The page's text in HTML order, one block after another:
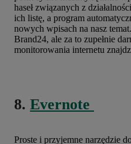
haseł związanych z
ich listę, a program
nowych wpisach na nasz
Brand24, ale za to zupełnie
monitorowania internetu
8. Evernote
Proste i przyjemne narzędzie